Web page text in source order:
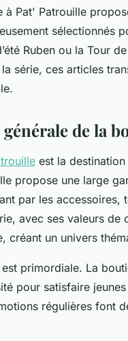
de la
à Pat' Patrouille
sélectionnés
Ruben ou la Tour
série, ces articles
de la
est la
propose une large
par les accessoires,
avec ses valeurs de
créant un univers
est primordiale. La
pour satisfaire
régulières font